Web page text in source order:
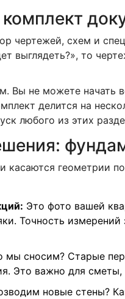
чертежей, схем и
выглядеть?», то
Вы не можете начать
делится на
любого из этих
геометрии
Это фото вашей
Точность
мы сносим? Старые
Это важно для сметы,
новые стены?